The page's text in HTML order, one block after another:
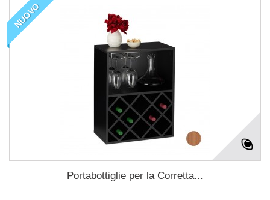
NUOVO
Portabottiglie per la Corretta...